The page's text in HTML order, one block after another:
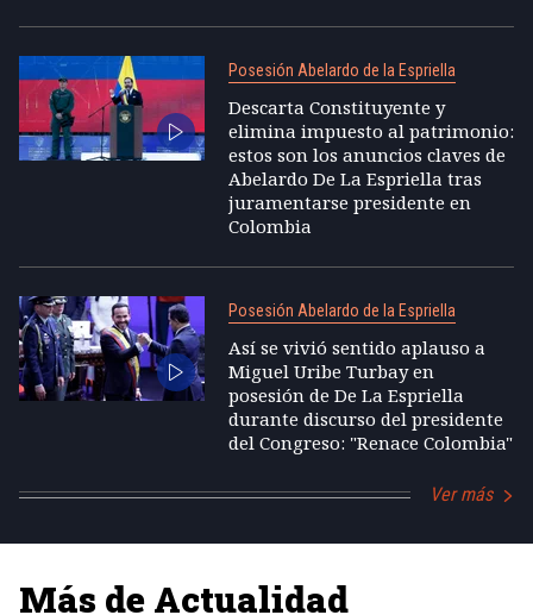
Posesión Abelardo de la Espriella
Descarta Constituyente y
elimina impuesto al patrimonio:
estos son los anuncios claves de
Abelardo De La Espriella tras
juramentarse presidente en
Colombia
Posesión Abelardo de la Espriella
Así se vivió sentido aplauso a
Miguel Uribe Turbay en
posesión de De La Espriella
durante discurso del presidente
del Congreso: "Renace Colombia"
Ver más
Más de Actualidad